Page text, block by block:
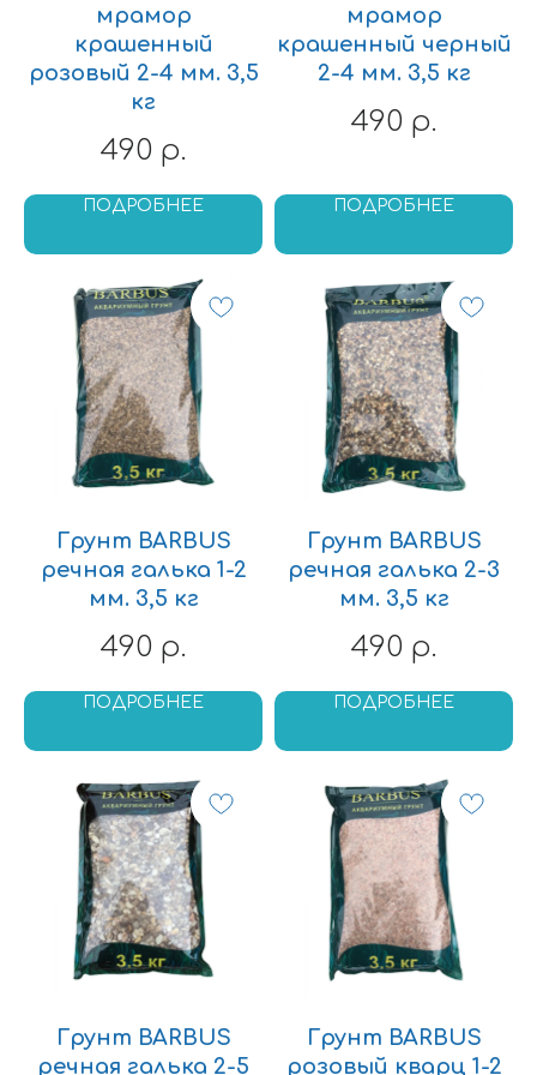
мрамор
крашенный
розовый 2-4 мм. 3,5
кг
490 р.
ПОДРОБНЕЕ
мрамор
крашенный черный
2-4 мм. 3,5 кг
490 р.
ПОДРОБНЕЕ
Грунт BARBUS
речная галька 1-2
мм. 3,5 кг
490 р.
ПОДРОБНЕЕ
Грунт BARBUS
речная галька 2-3
мм. 3,5 кг
490 р.
ПОДРОБНЕЕ
Грунт BARBUS
речная галька 2-5
Грунт BARBUS
розовый кварц 1-2